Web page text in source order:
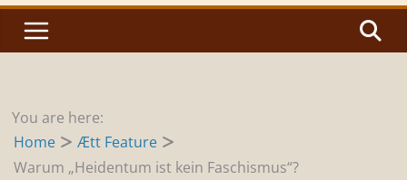
You are here:
Home
Ætt Feature
Warum „Heidentum ist kein Faschismus“?